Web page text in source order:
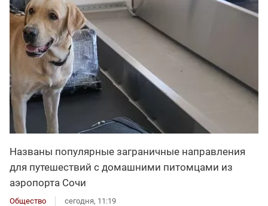
Названы популярные заграничные направления
для путешествий с домашними питомцами из
аэропорта Сочи
Общество сегодня, 11:19